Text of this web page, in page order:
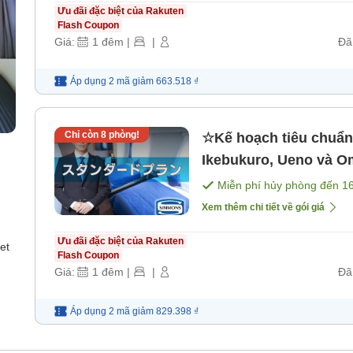
Ưu đãi đặc biệt của Rakuten
Flash Coupon
Giá: 1 đêm | | Đã
Áp dụng 2 mã giảm 663.518 ₫
Chỉ còn 8phòng!
☆Kế hoạch tiêu
Ikebukuro, Ueno và
Miễn phí hủy phòng đến
Xem thêm chi tiết về gói giá
Ưu đãi đặc biệt của Rakuten
Flash Coupon
Giá: 1 đêm | | Đã
Áp dụng 2 mã giảm 829.398 ₫